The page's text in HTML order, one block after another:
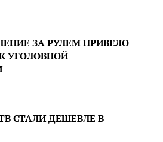
ЗА РУЛЕМ ПРИВЕЛО
УГОЛОВНОЙ
СТАЛИ ДЕШЕВЛЕ В